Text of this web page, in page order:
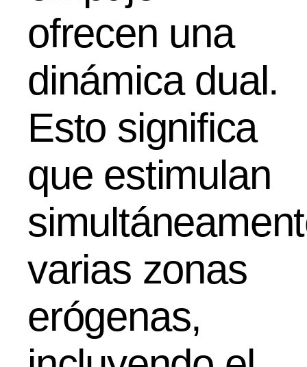
ofrecen una
dinámica dual.
Esto significa
que estimulan
varias zonas
erógenas,